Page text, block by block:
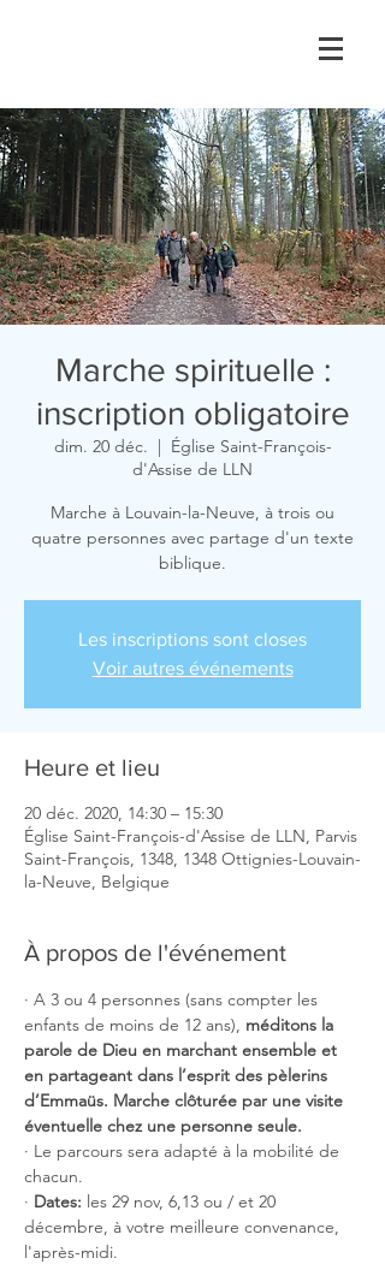
Marche spirituelle :
inscription obligatoire
dim. 20 déc.
  |
Église Saint-François-
d'Assise de LLN
Marche à Louvain-la-Neuve, à trois ou
quatre personnes avec partage d'un texte
biblique.
Les inscriptions sont closes
Voir autres événements
Heure et lieu
20 déc. 2020, 14:30 – 15:30
Église Saint-François-d'Assise de LLN, Parvis
Saint-François, 1348, 1348 Ottignies-Louvain-
la-Neuve, Belgique
À propos de l'événement
· A 3 ou 4 personnes (sans compter les
enfants de moins de 12 ans), méditons la
parole de Dieu en marchant ensemble et
en partageant dans l’esprit des pèlerins
d’Emmaüs. Marche clôturée par une visite
éventuelle chez une personne seule.
· Le parcours sera adapté à la mobilité de
chacun.
· Dates: les 29 nov, 6,13 ou / et 20
décembre, à votre meilleure convenance,
l'après-midi.